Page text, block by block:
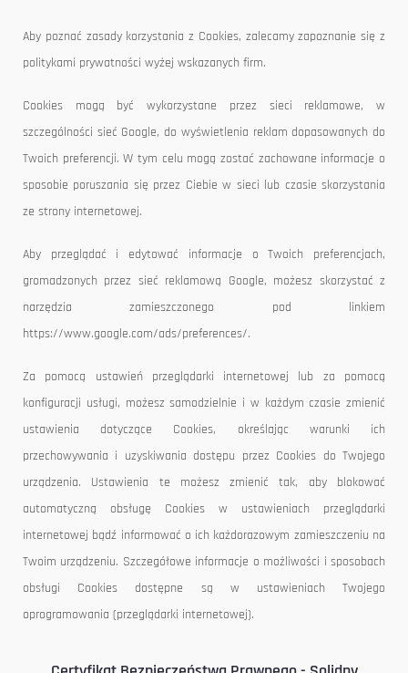
Aby poznać zasady korzystania z Cookies, zalecamy zapoznanie się z
politykami prywatności wyżej wskazanych firm.
Cookies mogą być wykorzystane przez sieci reklamowe, w
szczególności sieć Google, do wyświetlenia reklam dopasowanych do
Twoich preferencji. W tym celu mogą zostać zachowane informacje o
sposobie poruszania się przez Ciebie w sieci lub czasie skorzystania
ze strony internetowej.
Aby przeglądać i edytować informacje o Twoich preferencjach,
gromadzonych przez sieć reklamową Google, możesz skorzystać z
narzędzia zamieszczonego pod linkiem
https://www.google.com/ads/preferences/.
Za pomocą ustawień przeglądarki internetowej lub za pomocą
konfiguracji usługi, możesz samodzielnie i w każdym czasie zmienić
ustawienia dotyczące Cookies, określając warunki ich
przechowywania i uzyskiwania dostępu przez Cookies do Twojego
urządzenia. Ustawienia te możesz zmienić tak, aby blokować
automatyczną obsługę Cookies w ustawieniach przeglądarki
internetowej bądź informować o ich każdorazowym zamieszczeniu na
Twoim urządzeniu. Szczegółowe informacje o możliwości i sposobach
obsługi Cookies dostępne są w ustawieniach Twojego
oprogramowania (przeglądarki internetowej).